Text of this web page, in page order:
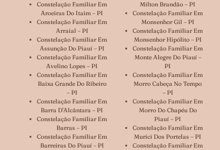
Constelação Familiar Em
Aroeiras Do Itaim – PI
Constelação Familiar Em
Arraial – PI
Constelação Familiar Em
Assunção Do Piauí – PI
Constelação Familiar Em
Avelino Lopes – PI
Constelação Familiar Em
Baixa Grande Do Ribeiro
– PI
Constelação Familiar Em
Barra D’Alcântara – PI
Constelação Familiar Em
Barras – PI
Constelação Familiar Em
Barreiras Do Piauí – PI
Milton Brandão – PI
Constelação Familiar Em
Monsenhor Gil – PI
Constelação Familiar Em
Monsenhor Hipólito – PI
Constelação Familiar Em
Monte Alegre Do Piauí –
PI
Constelação Familiar Em
Morro Cabeça No Tempo
– PI
Constelação Familiar Em
Morro Do Chapéu Do
Piauí – PI
Constelação Familiar Em
Murici Dos Portelas – PI
Constelação Familiar Em